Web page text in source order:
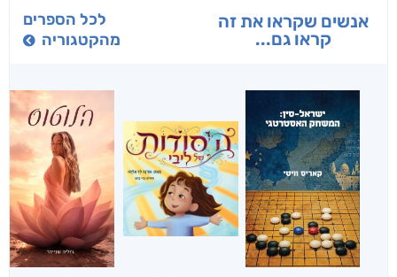
אנשים שקראו את זה
קראו גם...
לכל הספרים
מהקטגוריה